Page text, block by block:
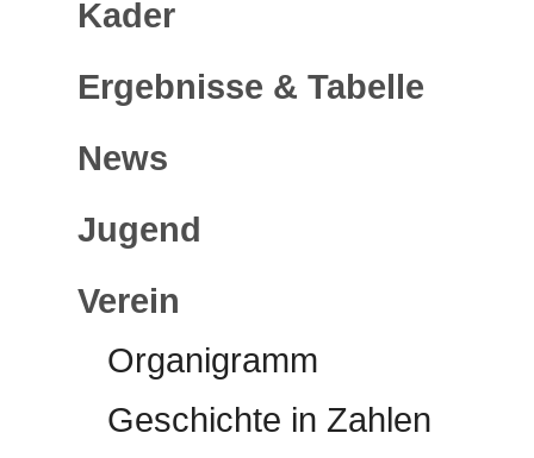
Kader
Ergebnisse & Tabelle
News
Jugend
Verein
Organigramm
Geschichte in Zahlen